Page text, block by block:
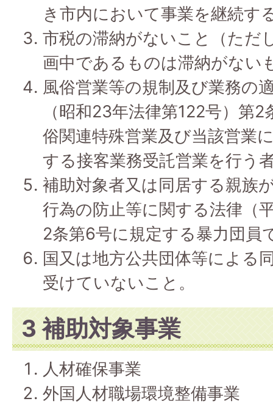
き市内において事業を継続す
市税の滞納がないこと（ただ
画中であるものは滞納がない
風俗営業等の規制及び業務の
（昭和23年法律第122号）第
俗関連特殊営業及び当該営業
する接客業務受託営業を行う
補助対象者又は同居する親族
行為の防止等に関する法律（
2条第6号に規定する暴力団員
国又は地方公共団体等による
受けていないこと。
3 補助対象事業
人材確保事業
外国人材職場環境整備事業